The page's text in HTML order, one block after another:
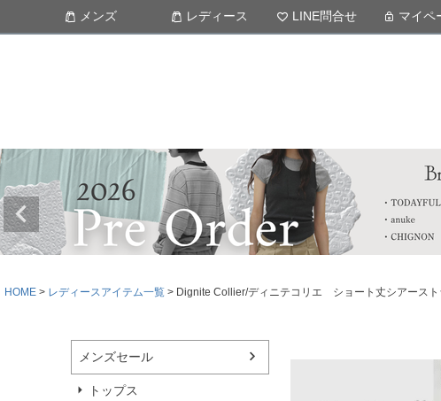
メンズ レディース LINE問合せ マイペ
HOME レディースアイテム一覧 Dignite Collier/ディニテコリエ ショート丈シアー
メンズセール
トップス